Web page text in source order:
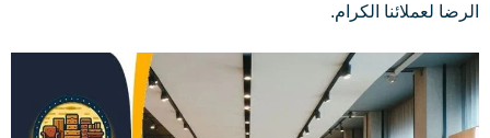
الرضا لعملائنا الكرام.